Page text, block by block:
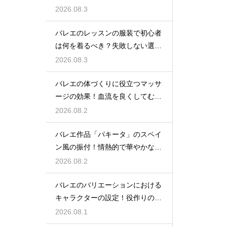
徹底解説
2026.08.3
バレエのレッスンの服装で初心者
は何を着るべき？失敗しない選び
方
2026.08.3
バレエの体づくりに役立つマッサ
ージの効果！血流を良くしてむく
みスッキリ
2026.08.2
バレエ作品「パキータ」のスペイ
ン風の振付！情熱的で華やかな舞
台の魅力
2026.08.2
バレエのバリエーションにおける
キャラクターの設定！役作りの重
要性
2026.08.1